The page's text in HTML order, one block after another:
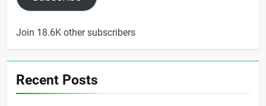
Join 18.6K other subscribers
Recent Posts